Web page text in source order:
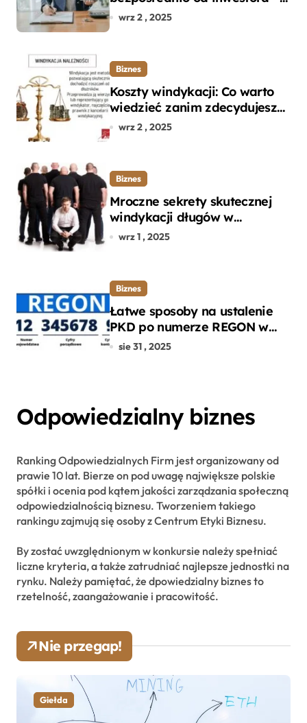
dlaczego warto?
wrz 2 , 2025
Biznes
Koszty windykacji: Co warto
wiedzieć zanim zdecydujesz
się na odzyskanie długu?
wrz 2 , 2025
Biznes
Mroczne sekrety skutecznej
windykacji długów w
departamencie windykacji
wrz 1 , 2025
Biznes
Łatwe sposoby na ustalenie
PKD po numerze REGON w
kilku prostych krokach
sie 31 , 2025
Odpowiedzialny biznes
Ranking Odpowiedzialnych Firm jest organizowany od
prawie 10 lat. Bierze on pod uwagę największe polskie
spółki i ocenia pod kątem jakości zarządzania społeczną
odpowiedzialnością biznesu. Tworzeniem takiego
rankingu zajmują się osoby z Centrum Etyki Biznesu.
By zostać uwzględnionym w konkursie należy spełniać
liczne kryteria, a także zatrudniać najlepsze jednostki na
rynku. Należy pamiętać, że dpowiedzialny biznes to
rzetelność, zaangażowanie i pracowitość.
Nie przegap!
Giełda